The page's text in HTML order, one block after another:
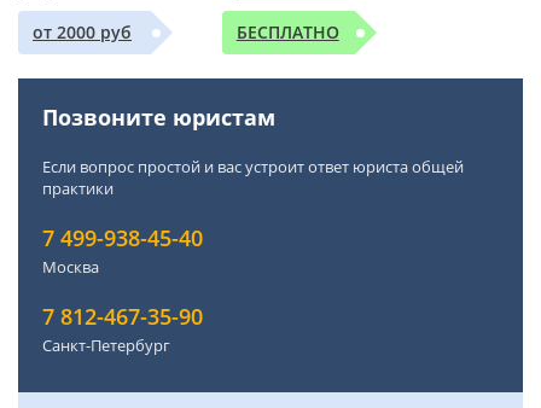
от 2000 руб БЕСПЛАТНО
Позвоните юристам
Если вопрос простой и вас устроит ответ юриста общей
практики
7 499-938-45-40
Москва
7 812-467-35-90
Санкт-Петербург